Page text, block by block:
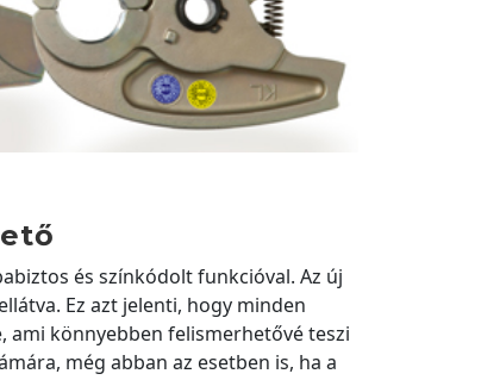
és színkódolt funkcióval. Az új
Ez azt jelenti, hogy minden
ami könnyebben felismerhetővé teszi
még abban az esetben is, ha a